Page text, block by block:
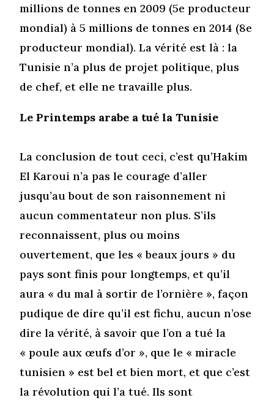
millions de tonnes en 2009 (5e producteur
mondial) à 5 millions de tonnes en 2014 (8e
producteur mondial). La vérité est là : la
Tunisie n’a plus de projet politique, plus
de chef, et elle ne travaille plus.
Le Printemps arabe a tué la Tunisie
La conclusion de tout ceci, c’est qu’Hakim
El Karoui n’a pas le courage d’aller
jusqu’au bout de son raisonnement ni
aucun commentateur non plus. S’ils
reconnaissent, plus ou moins
ouvertement, que les « beaux jours » du
pays sont finis pour longtemps, et qu’il
aura « du mal à sortir de l’ornière », façon
pudique de dire qu’il est fichu, aucun n’ose
dire la vérité, à savoir que l’on a tué la
« poule aux œufs d’or », que le « miracle
tunisien » est bel et bien mort, et que c’est
la révolution qui l’a tué. Ils sont